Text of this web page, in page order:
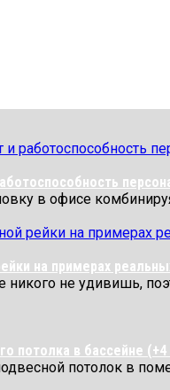
в офисе
на примерах
не удивишь,
потолка в бассейне
потолок в